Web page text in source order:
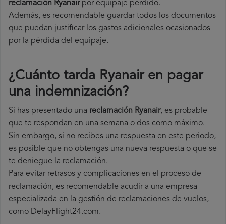
reclamación Ryanairpor equipaje perdido.
Además, es recomendable guardar todos los documentos
que puedan justificar los gastos adicionales ocasionados
por la pérdida del equipaje.
¿Cuánto tarda Ryanair en pagar
una indemnización?
Si has presentado una reclamación Ryanair, es probable
que te respondan en una semana o dos como máximo.
Sin embargo, si no recibes una respuesta en este período,
es posible que no obtengas una nueva respuesta o que se
te deniegue la reclamación.
Para evitar retrasos y complicaciones en el proceso de
reclamación, es recomendable acudir a una empresa
especializada en la gestión de reclamaciones de vuelos,
como DelayFlight24.com.